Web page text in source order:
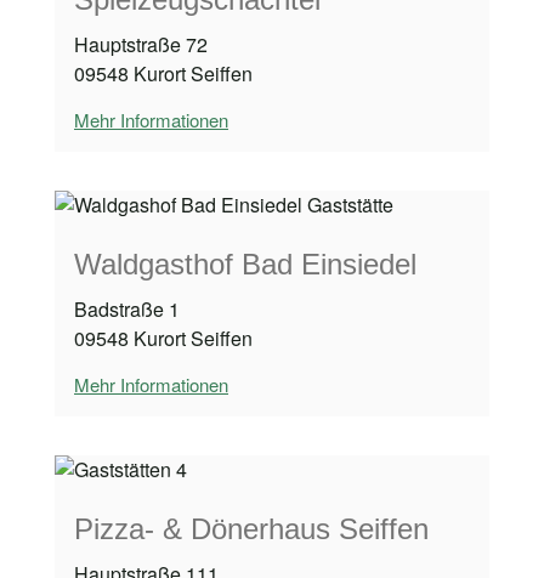
Hauptstraße 72
09548 Kurort Seiffen
Mehr Informationen
Waldgasthof Bad Einsiedel
Badstraße 1
09548 Kurort Seiffen
Mehr Informationen
Pizza- & Dönerhaus Seiffen